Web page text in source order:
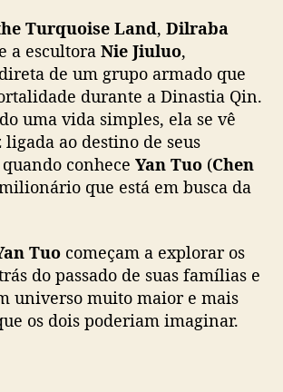
m
D
r
a
b
a
l
u
r
a
Premieres 22
WeTV exclusively.
#ChenXingxu #ZhangLi#
丽热巴 #Dilireba #陈星旭 #张俪
fu5nQ322lp
(@WeTVOfficial)
Turquoise Land, Dilraba
a escultora Nie Jiuluo,
de um grupo armado que
durante a Dinastia Qin.
uma vida simples, ela se vê
ao destino de seus
conhece Yan Tuo (Chen
que está em busca da
Tuo começam a explorar os
do passado de suas famílias e
universo muito maior e mais
os dois poderiam imaginar.